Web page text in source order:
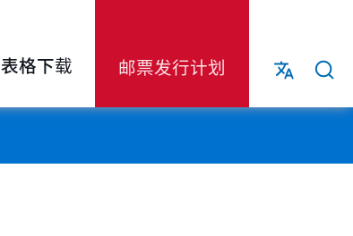
表格下载 邮票发行计划